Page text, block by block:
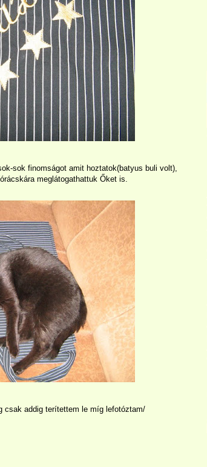
sok finomságot amit hoztatok(batyus buli volt),
meglátogathattuk Őket is.
csak addig terítettem le míg lefotóztam/